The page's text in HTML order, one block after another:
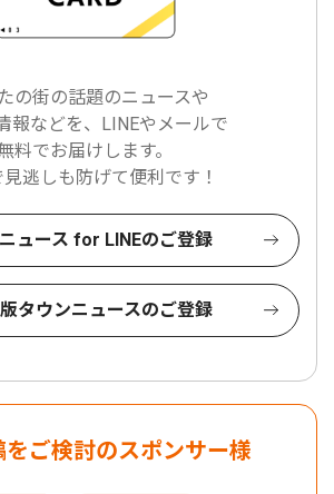
の街の話題のニュースや
報などを、LINEやメールで
料でお届けします。
逃しも防げて便利です！
ュース for LINEのご登録
タウンニュースのご登録
をご検討のスポンサー様